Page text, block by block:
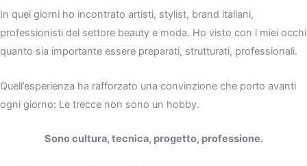
In quei giorni ho incontrato artisti, stylist, brand italiani,
professionisti del settore beauty e moda. Ho visto con i miei occhi
quanto sia importante essere preparati, strutturati, professionali.
Quell’esperienza ha rafforzato una convinzione che porto avanti
ogni giorno: Le trecce non sono un hobby.
Sono cultura, tecnica, progetto, professione.